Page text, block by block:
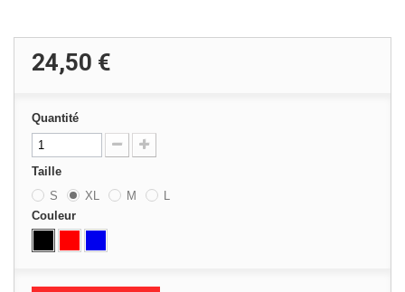
24,50 €
Quantité
Taille
S
XL M
L
Couleur